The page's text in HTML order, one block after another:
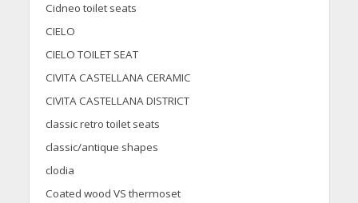
Cidneo toilet seats
CIELO
CIELO TOILET SEAT
CIVITA CASTELLANA CERAMIC
CIVITA CASTELLANA DISTRICT
classic retro toilet seats
classic/antique shapes
clodia
Coated wood VS thermoset